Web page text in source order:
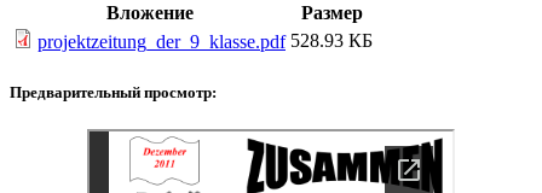
Вложение
Размер
projektzeitung_der_9_klasse.pdf 528.93 КБ
Предварительный просмотр: